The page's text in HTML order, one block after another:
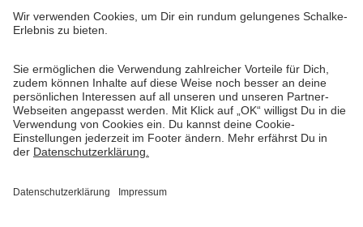
Service & Kontakt
Erklärung zur Barrierefreiheit
Medienportal
Datenschutz
Haftungsausschluss
Tickets
VELTINS-Arena
Knappenschmiede
ERWIN buchen